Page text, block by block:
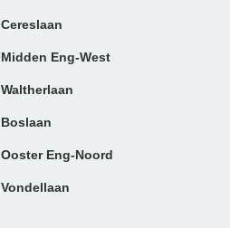
Eng-West
Eng-Noord